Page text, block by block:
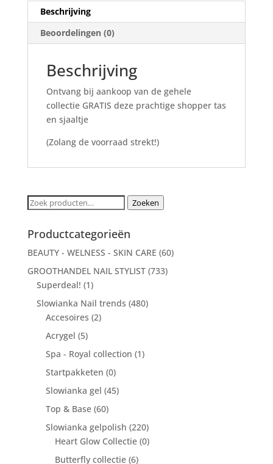
Beschrijving
Beoordelingen (0)
Beschrijving
Ontvang bij aankoop van de gehele
collectie GRATIS deze prachtige shopper tas
en sjaaltje
(Zolang de voorraad strekt!)
Zoeken
Zoeken
Productcategorieën
BEAUTY - WELNESS - SKIN CARE (60)
GROOTHANDEL NAIL STYLIST (733)
Superdeal! (1)
Slowianka Nail trends (480)
Accesoires (2)
Acrygel (5)
Spa - Royal collection (1)
Startpakketen (0)
Slowianka gel (45)
Top & Base (60)
Slowianka gelpolish (220)
Heart Glow Collectie (0)
Butterfly collectie (6)